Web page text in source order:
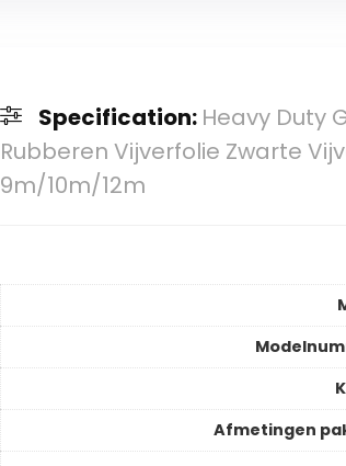
Specification: Heavy Duty
Rubberen Vijverfolie Zwarte
9m/10m/12m
Afmetingen